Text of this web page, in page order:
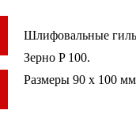
Шлифовальные
Зерно P 100.
Размеры 90 x 100